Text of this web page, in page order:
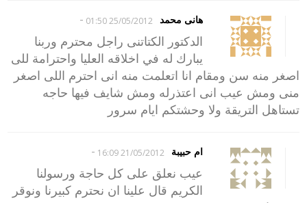
هانى محمد 25/05/2012 01:50
-
الدكتور الكتاتنى راجل محترم وربنا
يبارك له في اخلاقه العليا واحترامة للى
اصغر منه سن ومقام انا اتعلمت منه انى احترم اللى اصغر
منى ومش عيب انى اعتذرله ومش شايف فيها حاجه
تستاهل التريقة ولا وحشتكم ايام سرور
ام حبيبة 21/05/2012 16:09
-
عيب نعلق على كل حاجة ورسولنا
الكريم قال علينا ان نحترم كبيرنا ونوقر